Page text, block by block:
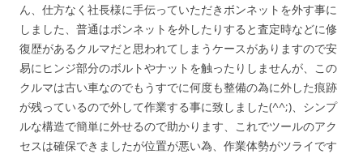
ん、仕方なく社長様に手伝っていただきボンネットを外す事に
しました、普通はボンネットを外したりすると査定時などに修
復歴があるクルマだと思われてしまうケースがありますので安
易にヒンジ部分のボルトやナットを触ったりしませんが、この
クルマは古い車なのでもうすでに何度も整備の為に外した痕跡
が残っているので外して作業する事に致しました(^^;)、シンプ
ルな構造で簡単に外せるので助かります、これでツールのアク
セスは確保できましたが位置が悪い為、作業体勢がツライです